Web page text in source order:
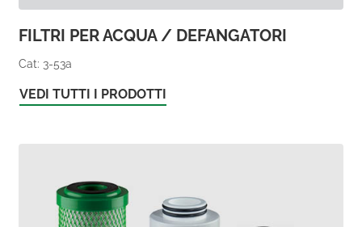
FILTRI PER ACQUA / DEFANGATORI
Cat: 3-53a
VEDI TUTTI I PRODOTTI